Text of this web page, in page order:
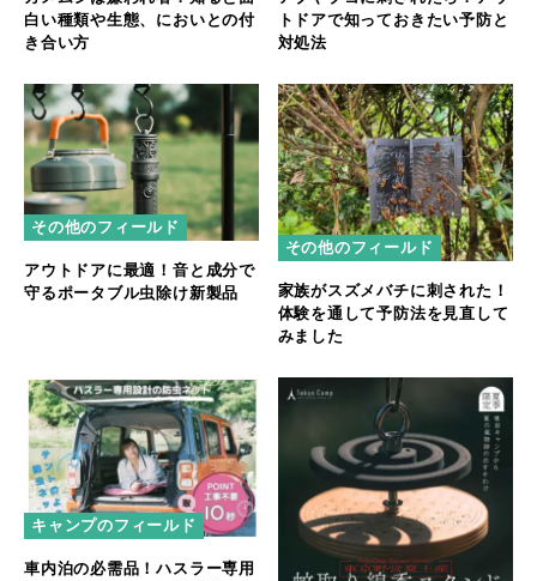
白い種類や生態、においとの付
き合い方
トドアで知っておきたい予防と
対処法
その他のフィールド
アウトドアに最適！音と成分で
守るポータブル虫除け新製品
その他のフィールド
家族がスズメバチに刺された！
体験を通して予防法を見直して
みました
キャンプのフィールド
車内泊の必需品！ハスラー専用